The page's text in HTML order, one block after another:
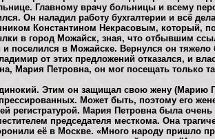
Главному врачу больницы и всему
Он наладил работу бухгалтерии и всё
Константином Некрасовым, который,
в город Можайск, зная, что отбывшим
и поселился в Можайске. Вернулся он
от этих предложений отказался, и
Мария Петровна, он мог посещать только
Этим он защищал свою жену (Марию
Может быть, поэтому его
регистратурой. Мария Петровна была
председателя месткома. Она
её в Москве. «Много народу пришло